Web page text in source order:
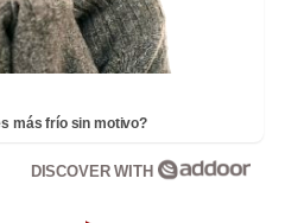
más frío sin motivo?
DISCOVER WITH